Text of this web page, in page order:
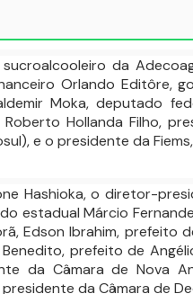
da
Orlando Editôre,
Moka, deputado
Hollanda Filho,
e o presidente da
Hashioka, o diretor-
estadual Márcio
Edson Ibrahim, prefeito
prefeito de
da Câmara de Nova
da Câmara de